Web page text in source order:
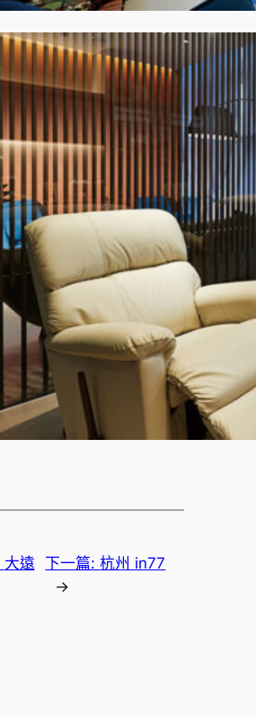
大遠
下一篇:杭州 in77
→